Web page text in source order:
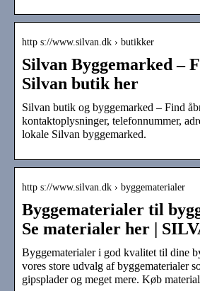
http s://www.silvan.dk › butikker
Silvan Byggemarked –
Silvan butik her
Silvan butik og byggemarked – Find
kontaktoplysninger, telefonnummer,
lokale Silvan byggemarked.
http s://www.silvan.dk › byggematerialer
Byggematerialer til
Se materialer her |
Byggematerialer i god kvalitet til dine
vores store udvalg af byggematerialer
gipsplader og meget mere. Køb